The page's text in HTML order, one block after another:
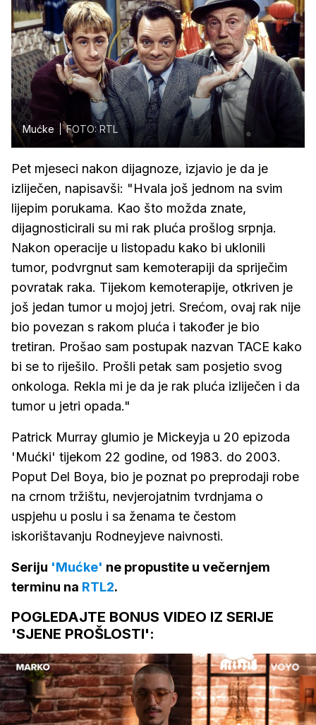
Mućke FOTO: RTL
Pet mjeseci nakon dijagnoze, izjavio je da je
izliječen, napisavši: "Hvala još jednom na svim
lijepim porukama. Kao što možda znate,
dijagnosticirali su mi rak pluća prošlog srpnja.
Nakon operacije u listopadu kako bi uklonili
tumor, podvrgnut sam kemoterapiji da spriječim
povratak raka. Tijekom kemoterapije, otkriven je
još jedan tumor u mojoj jetri. Srećom, ovaj rak nije
bio povezan s rakom pluća i također je bio
tretiran. Prošao sam postupak nazvan TACE kako
bi se to riješilo. Prošli petak sam posjetio svog
onkologa. Rekla mi je da je rak pluća izliječen i da
tumor u jetri opada."
Patrick Murray glumio je Mickeyja u 20 epizoda
'Mućki' tijekom 22 godine, od 1983. do 2003.
Poput Del Boya, bio je poznat po preprodaji robe
na crnom tržištu, nevjerojatnim tvrdnjama o
uspjehu u poslu i sa ženama te čestom
iskorištavanju Rodneyjeve naivnosti.
Seriju 'Mućke' ne propustite u večernjem
terminu na RTL2.
POGLEDAJTE BONUS VIDEO IZ SERIJE
'SJENE PROŠLOSTI':